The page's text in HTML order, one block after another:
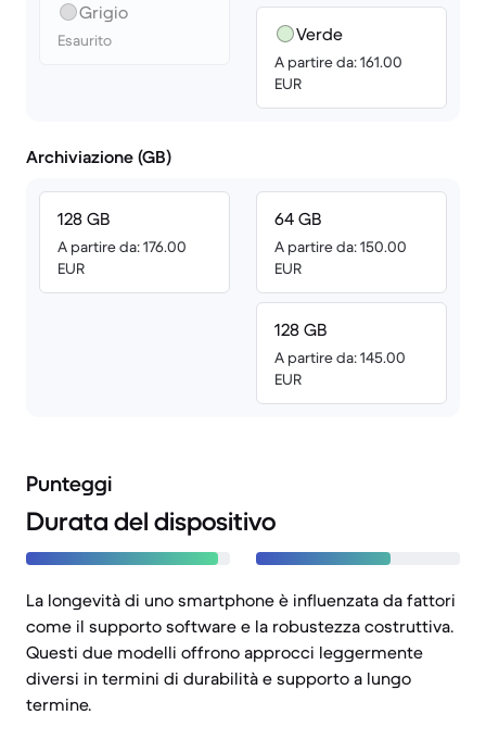
Grigio
Esaurito Verde
A partire da: 161.00
EUR
Archiviazione (GB)
128 GB
A partire da: 176.00
EUR
64 GB
A partire da: 150.00
EUR
128 GB
A partire da: 145.00
EUR
Punteggi
Durata del dispositivo
La longevità di uno smartphone è influenzata da fattori
come il supporto software e la robustezza costruttiva.
Questi due modelli offrono approcci leggermente
diversi in termini di durabilità e supporto a lungo
termine.